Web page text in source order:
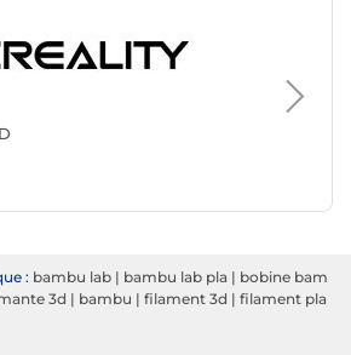
: bambu lab | bambu lab pla | bobine bam
3d | bambu | filament 3d | filament pla